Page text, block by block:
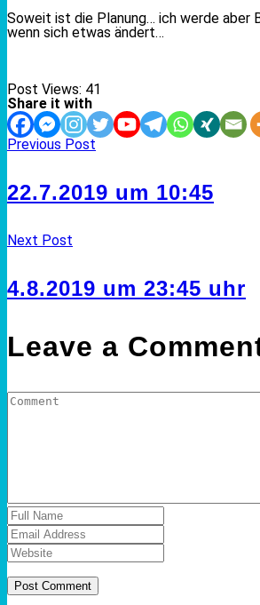
Soweit ist die Planung… ich werde aber
wenn sich etwas ändert…
Post Views: 41
Share it with
Previous Post
22.7.2019 um 10:45
Next Post
4.8.2019 um 23:45 uhr
Leave a